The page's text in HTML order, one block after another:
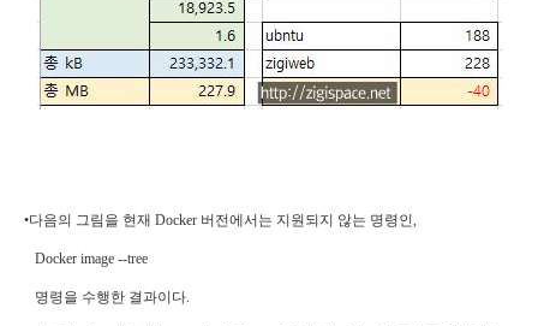
•다음의 그림을 현재 Docker 버전에서는 지원되지 않는 명령인,
Docker image --tree
명령을 수행한 결과이다.